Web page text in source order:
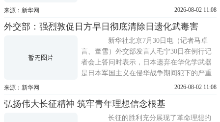
坚决遏阻。 在当日举行的国防部例行记
连日来多次称，日本应毫无禁忌地讨论与核
武器相关的政策，包括是否修订二战后长期
奉行的无核三原则。请问对此有何
来源：新华网 2026-08-02 11:08
外交部：强烈敦促日方早日彻底清除日遗化武毒害
新华社北京7月30日电（记者马卓
言、董雪）外交部发言人毛宁30日在例行记
者会上答问时表示，日本遗弃在华化学武器
是日本军国主义在侵华战争期间犯下的严重
罪行之一，时至今日仍在危害中国人民生命
日方不容推卸的历史、政治和法律责任。日
方本应按照《禁止化学武器公约》规定和中
来源：新华网 2026-08-02 11:08
弘扬伟大长征精神 筑牢青年理想信念根基
长征的胜利充分展现了革命理想的